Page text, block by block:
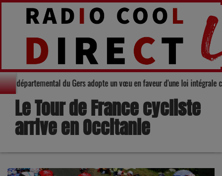
: Le Conseil départemental du Gers adopte un vœu en faveur d'une loi
Le Tour de France cycliste
arrive en Occitanie